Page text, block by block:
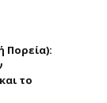
Πορεία):
το